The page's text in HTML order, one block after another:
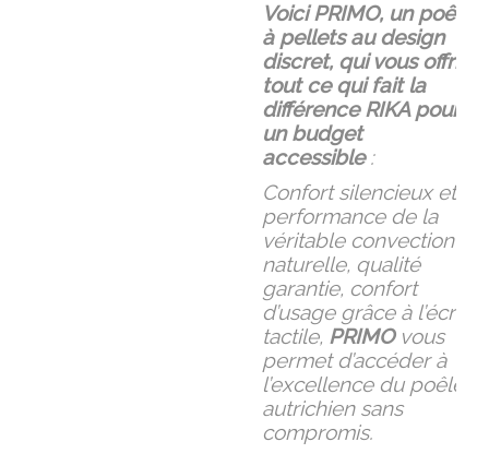
Voici PRIMO, un poêle
à pellets au design
discret, qui vous offrira
tout ce qui fait la
différence RIKA pour
un budget
accessible:
Confort silencieux et
performance de la
véritable convection
naturelle, qualité
garantie, confort
d’usage grâce à l’écran
tactile, PRIMOvous
permet d’accéder à
l’excellence du poêle
autrichien sans
compromis.